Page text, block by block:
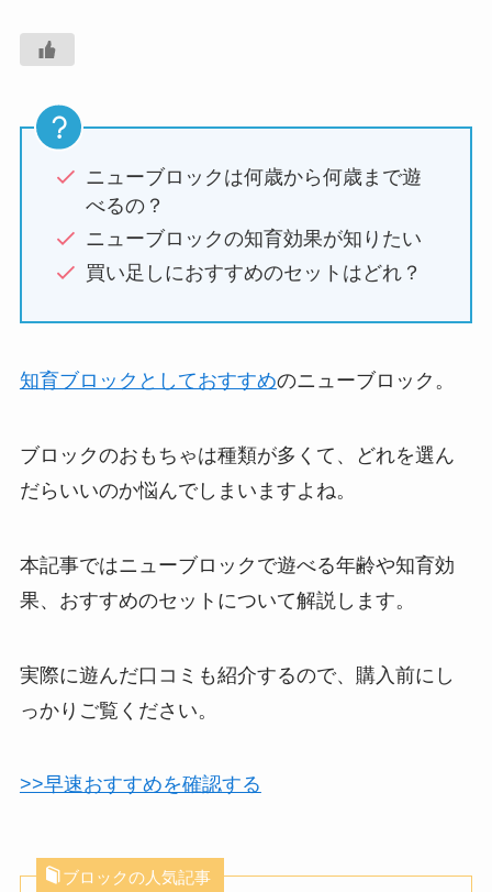
ニューブロックは何歳から何歳まで遊
べるの？
ニューブロックの知育効果が知りたい
買い足しにおすすめのセットはどれ？
知育ブロックとしておすすめのニューブロック。
ブロックのおもちゃは種類が多くて、どれを選ん
だらいいのか悩んでしまいますよね。
本記事ではニューブロックで遊べる年齢や知育効
果、おすすめのセットについて解説します。
実際に遊んだ口コミも紹介するので、購入前にし
っかりご覧ください。
>>早速おすすめを確認する
ブロックの人気記事